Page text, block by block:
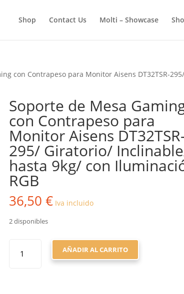
Shop Contact Us Molti – Showcase
PRODUCTOS
con Contrapeso para Monitor Aisens DT32TSR-295/
Soporte de Mesa
con Contrapeso para
Monitor Aisens
295/ Giratorio/
hasta 9kg/ con
RGB
36,50€ Iva incluido
2 disponibles
AÑADIR AL CARRITO